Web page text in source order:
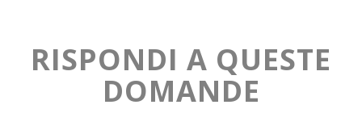
RISPONDI A QUESTE
DOMANDE